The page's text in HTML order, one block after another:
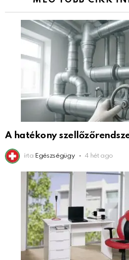
A hatékony
írta Egészségügy 4 hét ago